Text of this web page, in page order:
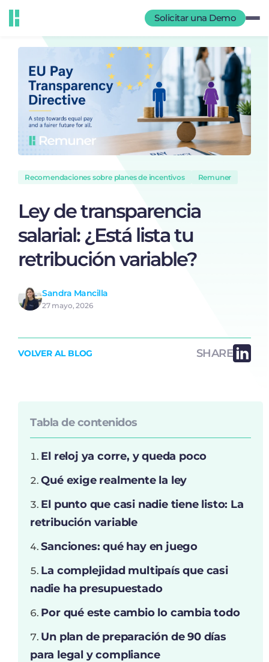
Solicitar una Demo
Recomendaciones sobre planes de incentivos Remuner
Ley de transparencia
salarial: ¿Está lista tu
retribución variable?
Sandra Mancilla
27 mayo, 2026
VOLVER AL BLOG SHARE
Tabla de contenidos
El reloj ya corre, y queda poco
Qué exige realmente la ley
El punto que casi nadie tiene listo: La
retribución variable
Sanciones: qué hay en juego
La complejidad multipaís que casi
nadie ha presupuestado
Por qué este cambio lo cambia todo
Un plan de preparación de 90 días
para legal y compliance